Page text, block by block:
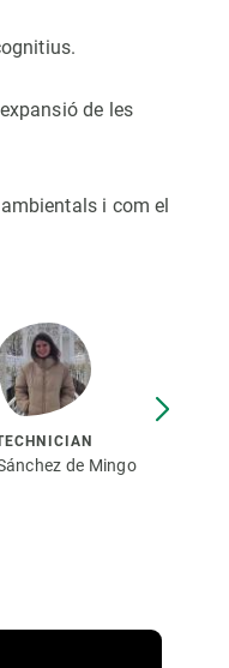
de les
i com el
de Mingo